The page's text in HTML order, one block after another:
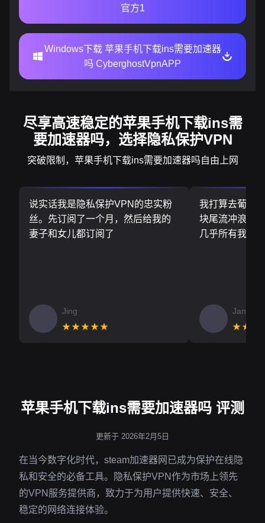
官方1
Windows下载 苹果手机下载ins需要加速器
吗 CyberghostVpnAPP
尽享高速稳定的苹果手机下载ins需
要加速器吗，选择隐私保护VPN
突破限制，苹果手机下载ins需要加速器吗自由上网
说实话我是隐私保护VPN的忠实粉
丝。先订阅了一个月，然后给我的
妻子和女儿都订阅了
Jing
★★★★★
我打算去葡萄
块尾流冲浪板
几乎所有我需
Jan V
苹果手机下载ins需要加速器吗 评测
更新于 2026年2月5日
在当今数字化时代，steam加速器网已成为保护在线隐
私和安全的必备工具。隐私保护VPN作为市场上领先
的VPN服务提供商，致力于为用户提供快速、安全、
稳定的网络连接体验。